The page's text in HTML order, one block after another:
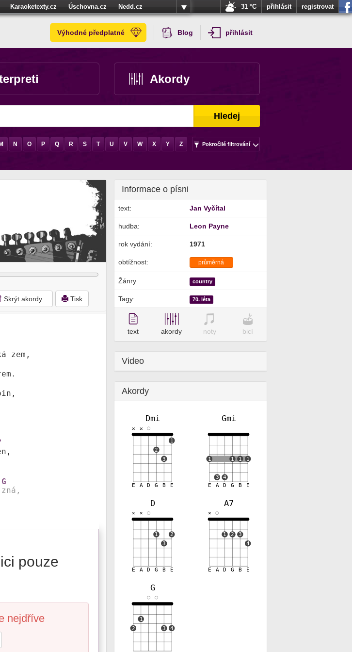
Karaoketexty.cz Úschovna.cz
Nedd.cz
31 °C přihlásit registrovat
Výhodné předplatné Blog přihlásit
Akordy
Hledej
M N O P Q R S T U V W X Y Z Pokročilé filtrování
Skrýt akordy Tisk
zem,
G
zná,
pouze
nejdříve
Informace o písni
text: Jan Vyčítal
hudba: Leon Payne
rok vydání: 1971
obtížnost: průměrná
Žánry country
Tagy: 70. léta
text akordy noty bicí
Video
Akordy
Dmi
E A D G B E
✕ ✕
2
3
1
Gmi
E A D G B E
1
3 4
1 1 1
D
E A D G B E
✕ ✕
1
3
2
A7
E A D G B E
✕
1 2
3
4
G
2
1
3
4